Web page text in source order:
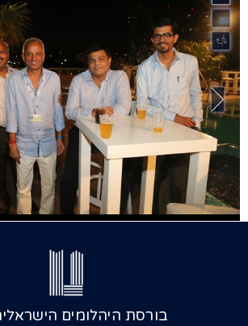
גלרייה - קוקטייל פתיחת
בורסת היהלומים